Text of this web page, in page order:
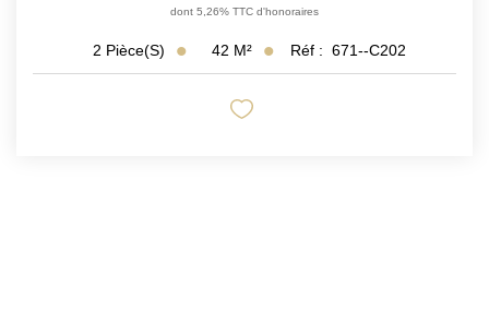
dont 5,26% TTC d'honoraires
2 Pièce(s) 42 M² Réf : 671--C202